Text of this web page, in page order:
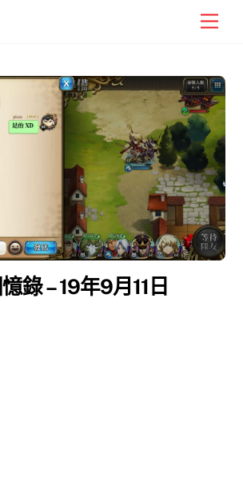
錄 – 19年9月11日